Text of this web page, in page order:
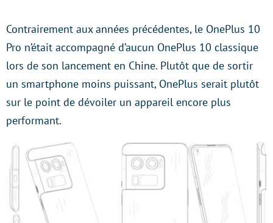
Contrairement aux années précédentes, le OnePlus 10
Pro n’était accompagné d’aucun OnePlus 10 classique
lors de son lancement en Chine. Plutôt que de sortir
un smartphone moins puissant, OnePlus serait plutôt
sur le point de dévoiler un appareil encore plus
performant.